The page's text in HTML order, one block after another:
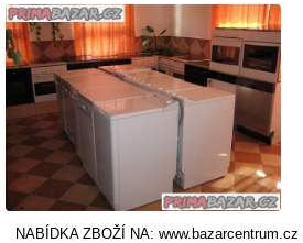
NABÍDKA ZBOŽÍ NA: